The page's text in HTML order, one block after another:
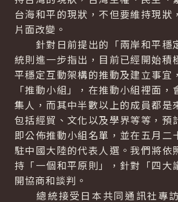
台海和平的現狀，不但要維持現狀
片面改變。
針對日前提出的「兩岸和平穩
統則進一步指出，目前已經開始積
平穩定互動架構的推動及建立事宜
「推動小組」，在推動小組裡面，
集人，而其中半數以上的成員都是
包括經貿、文化以及學界等等，預
即公佈推動小組名單，並在五月二
駐中國大陸的代表人選。我們將依
持「一個和平原則」，針對「四大
開協商和談判。
總統接受日本共同通訊社專